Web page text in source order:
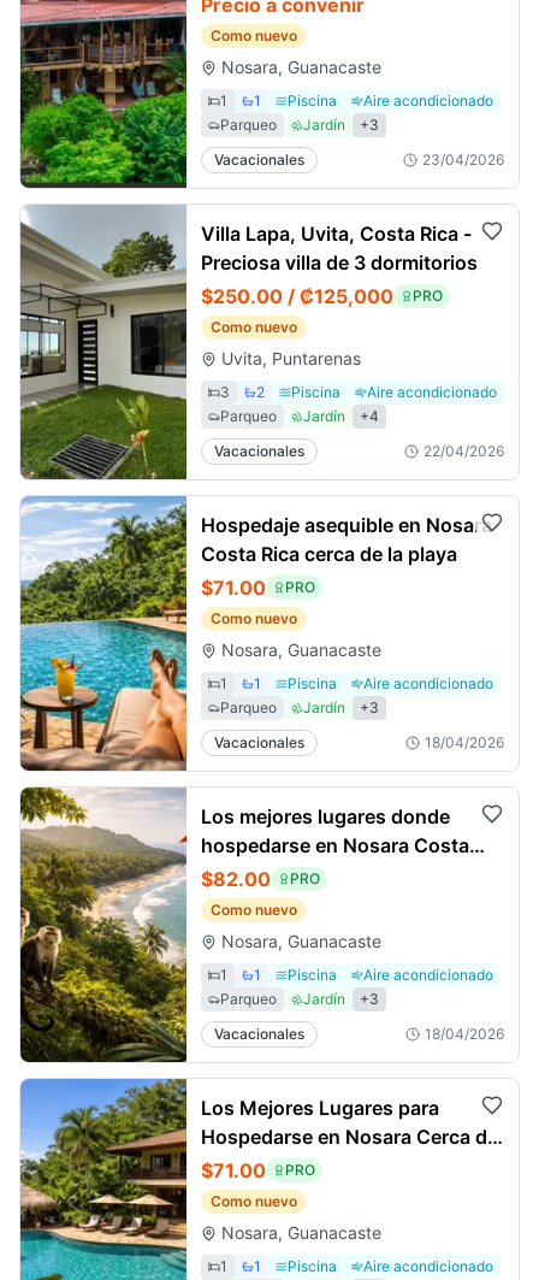
Precio a convenir
Como nuevo
Nosara, Guanacaste
1 1 Piscina
Aire acondicionado
Parqueo
Jardín +3
Vacacionales
23/04/2026
Villa Lapa, Uvita, Costa Rica -
Preciosa villa de 3 dormitorios
$250.00 / ₡125,000
PRO
Como nuevo
Uvita, Puntarenas
3 2 Piscina
Aire acondicionado
Parqueo
Jardín +4
Vacacionales
22/04/2026
Hospedaje asequible en Nosara
Costa Rica cerca de la playa
$71.00
PRO
Como nuevo
Nosara, Guanacaste
1 1 Piscina
Aire acondicionado
Parqueo
Jardín +3
Vacacionales
18/04/2026
Los mejores lugares donde
hospedarse en Nosara Costa
Rica
$82.00
PRO
Como nuevo
Nosara, Guanacaste
1 1 Piscina
Aire acondicionado
Parqueo
Jardín +3
Vacacionales
18/04/2026
Los Mejores Lugares para
Hospedarse en Nosara Cerca de
la Playa | Costa Rica
$71.00
PRO
Como nuevo
Nosara, Guanacaste
1 1 Piscina
Aire acondicionado